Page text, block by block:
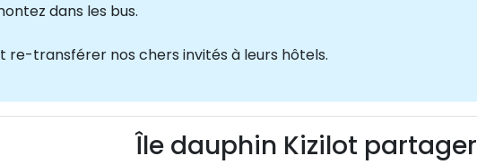
dans les bus.
re-transférer nos chers invités à leurs hôtels.
Île dauphin Kizilot partager